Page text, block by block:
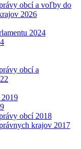
obcí a voľby do
2026
2024
obcí a
obcí 2018
krajov 2017